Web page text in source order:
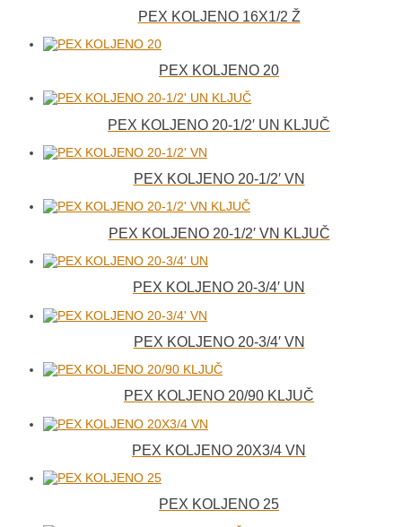
PEX KOLJENO 16X1/2 Ž
PEX KOLJENO 20
PEX KOLJENO 20-1/2′ UN KLJUČ
PEX KOLJENO 20-1/2′ VN
PEX KOLJENO 20-1/2′ VN KLJUČ
PEX KOLJENO 20-3/4′ UN
PEX KOLJENO 20-3/4′ VN
PEX KOLJENO 20/90 KLJUČ
PEX KOLJENO 20X3/4 VN
PEX KOLJENO 25